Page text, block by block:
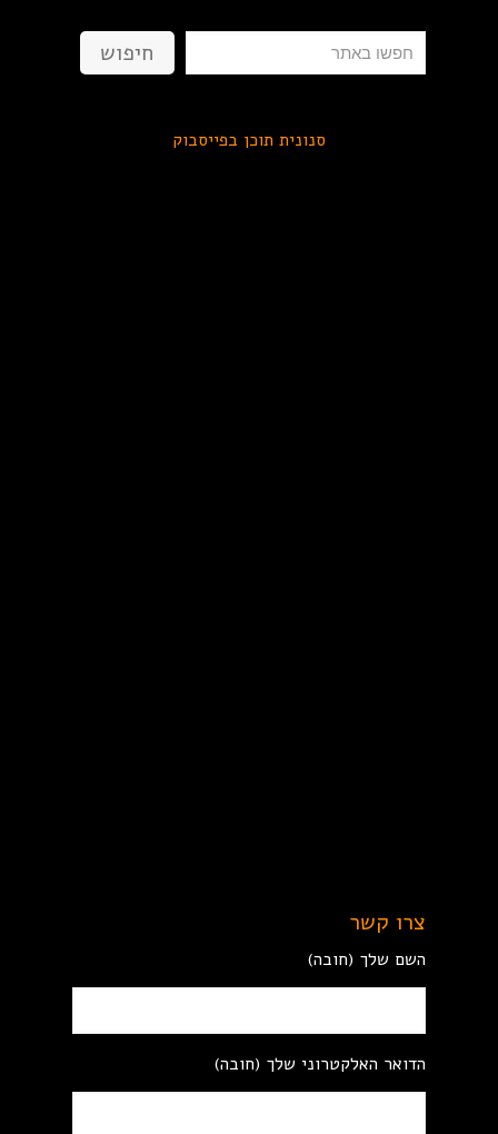
חיפוש חיפוש
סנונית תוכן בפייסבוק
צרו קשר
השם שלך (חובה)
הדואר האלקטרוני שלך (חובה)